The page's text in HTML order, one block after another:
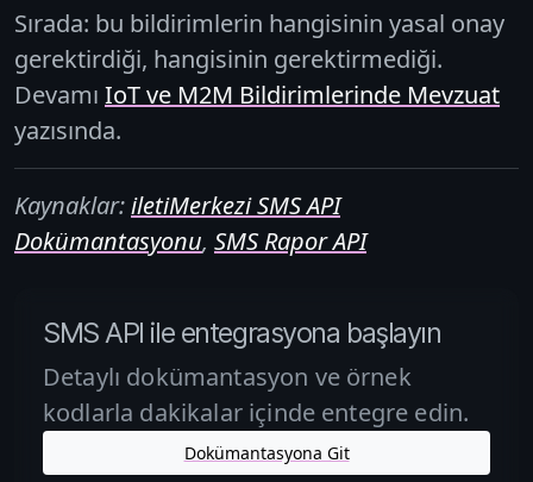
Sırada: bu bildirimlerin hangisinin yasal onay
gerektirdiği, hangisinin gerektirmediği.
Devamı IoT ve M2M Bildirimlerinde Mevzuat
yazısında.
Kaynaklar:iletiMerkezi SMS API
Dokümantasyonu, SMS Rapor API
SMS API ile entegrasyona başlayın
Detaylı dokümantasyon ve örnek
kodlarla dakikalar içinde entegre edin.
Dokümantasyona Git